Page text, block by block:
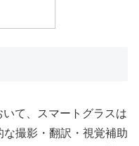
て、スマートグラスは
撮影・翻訳・視覚補助